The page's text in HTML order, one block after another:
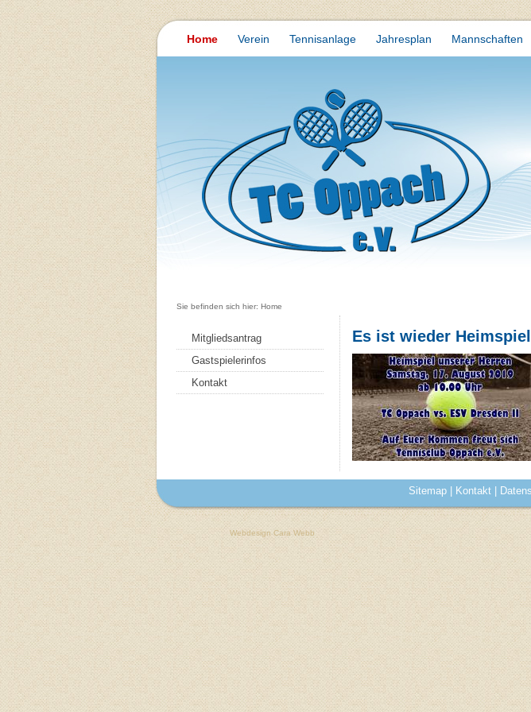
Home Verein Tennisanlage Jahresplan Mannschaften
Sie befinden sich hier: Home
Mitgliedsantrag
Gastspielerinfos
Kontakt
Es ist wieder
Sitemap| Kontakt|
Webdesign Cara Webb